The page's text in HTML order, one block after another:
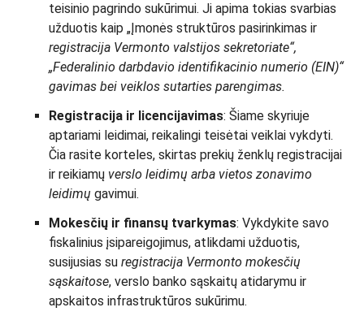
teisinio pagrindo sukūrimui. Ji apima tokias svarbias
užduotis kaip „Įmonės struktūros pasirinkimas ir
registracija Vermonto valstijos sekretoriate“,
„Federalinio darbdavio identifikacinio numerio (EIN)“
gavimas bei veiklos sutarties parengimas.
Registracija ir licencijavimas: Šiame skyriuje
aptariami leidimai, reikalingi teisėtai veiklai vykdyti.
Čia rasite korteles, skirtas prekių ženklų registracijai
ir reikiamų verslo leidimų arba vietos zonavimo
leidimų gavimui.
Mokesčių ir finansų tvarkymas: Vykdykite savo
fiskalinius įsipareigojimus, atlikdami užduotis,
susijusias su registracija Vermonto mokesčių
sąskaitose, verslo banko sąskaitų atidarymu ir
apskaitos infrastruktūros sukūrimu.